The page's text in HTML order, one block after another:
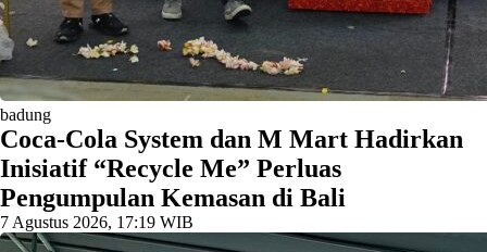
badung
Coca-Cola System dan M Mart Hadirkan
Inisiatif “Recycle Me” Perluas
Pengumpulan Kemasan di Bali
7 Agustus 2026, 17:19 WIB